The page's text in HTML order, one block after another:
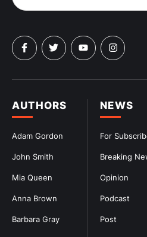
NEWS
For
Breaking
Opinion
Podcast
Post
AUTHORS
Adam Gordon
John Smith
Mia Queen
Anna Brown
Barbara Gray